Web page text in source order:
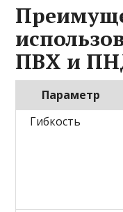
ПВХ и
Параметр
Гибкость